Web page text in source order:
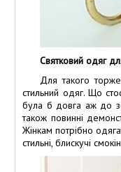
Святковий одяг
Для такого
стильний одяг. Що
була б довга аж до
також повинні
Жінкам потрібно
стильні, блискучі